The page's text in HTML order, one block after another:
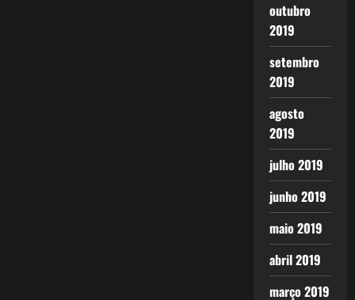
outubro
2019
setembro
2019
agosto
2019
julho 2019
junho 2019
maio 2019
abril 2019
março 2019